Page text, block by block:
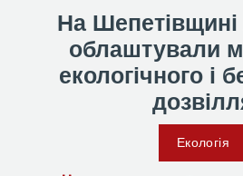
На Шепетівщині
облаштували
екологічного і
Екологія